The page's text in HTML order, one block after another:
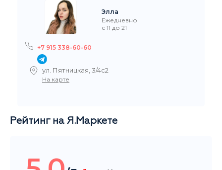
с 11 до 21
+7 915 338-60-60
ул. Пятницкая, 3/4с2
На карте
5,0